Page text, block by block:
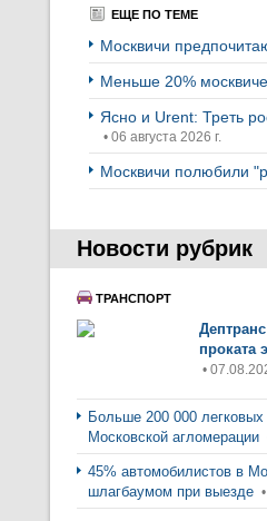
ЕЩЕ ПО ТЕМЕ
Москвичи
Меньше 20%
Ясно и Urent: Треть
• 06 августа 2026 г.
Москвичи полюбили
Новости рубрик
ТРАНСПОРТ
проката
•
Больше 200 000
Московской агломерации
45% автомобилистов в
шлагбаумом при выезде